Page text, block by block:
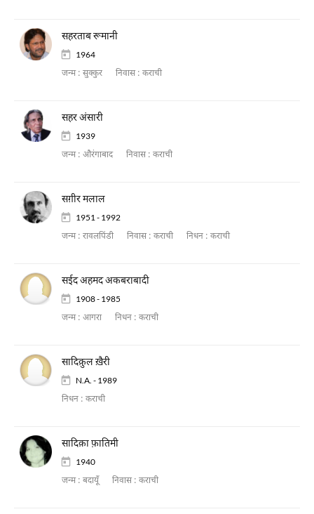
सहरताब रूमानी
1964
जन्म : सुक्कुर निवास : कराची
सहर अंसारी
1939
जन्म : औरंगाबाद निवास : कराची
सग़ीर मलाल
1951 - 1992
जन्म : रावलपिंडी निवास : कराची निधन : कराची
सईद अहमद अकबराबादी
1908 - 1985
जन्म : आगरा निधन : कराची
सादिक़ुल ख़ैरी
N.A. - 1989
निधन : कराची
सादिक़ा फ़ातिमी
1940
जन्म : बदायूँ निवास : कराची